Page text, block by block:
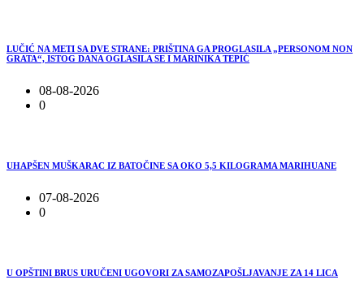
LUČIĆ NA METI SA DVE STRANE: PRIŠTINA GA PROGLASILA „PERSONOM NON
GRATA“, ISTOG DANA OGLASILA SE I MARINIKA TEPIĆ
08-08-2026
0
UHAPŠEN MUŠKARAC IZ BATOČINE SA OKO 5,5 KILOGRAMA MARIHUANE
07-08-2026
0
U OPŠTINI BRUS URUČENI UGOVORI ZA SAMOZAPOŠLJAVANJE ZA 14 LICA